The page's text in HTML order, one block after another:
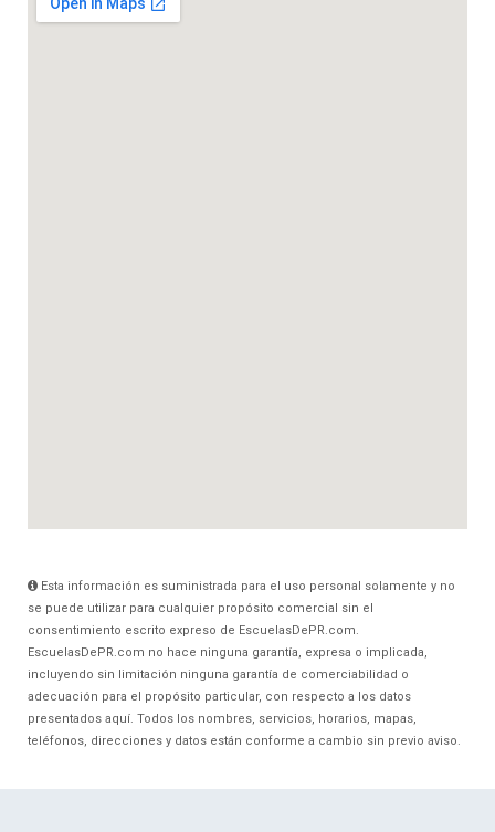
Esta información es suministrada para el uso personal solamente y no
se puede utilizar para cualquier propósito comercial sin el
consentimiento escrito expreso de EscuelasDePR.com.
EscuelasDePR.com no hace ninguna garantía, expresa o implicada,
incluyendo sin limitación ninguna garantía de comerciabilidad o
adecuación para el propósito particular, con respecto a los datos
presentados aquí. Todos los nombres, servicios, horarios, mapas,
teléfonos, direcciones y datos están conforme a cambio sin previo aviso.